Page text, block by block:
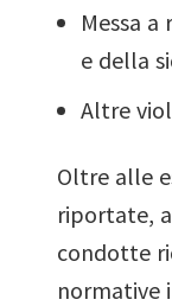
Messa
e della
Altre
Oltre alle
riportate,
condotte
normative